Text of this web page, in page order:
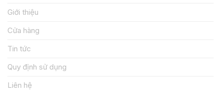
Giới thiệu
Cửa hàng
Tin tức
Quy định sử dụng
Liên hệ